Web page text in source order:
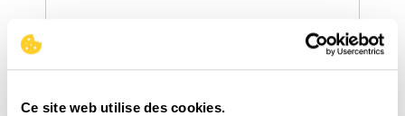
Ce site web utilise des cookies.